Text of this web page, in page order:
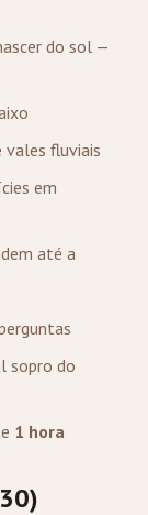
do sol —
vales fluviais
em
até a
sopro do
1 hora